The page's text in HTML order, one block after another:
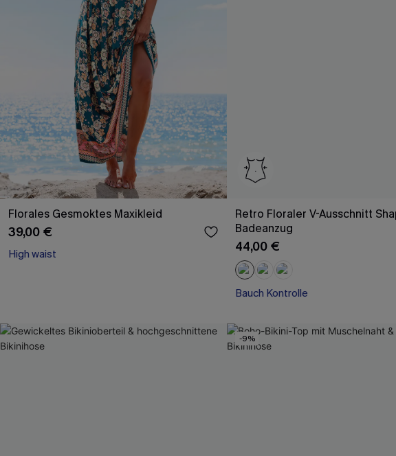
Florales Gesmoktes Maxikleid
39,00 €
High waist
Retro Floraler V-Ausschnitt
Badeanzug
44,00 €
Bauch Kontrolle
-9%